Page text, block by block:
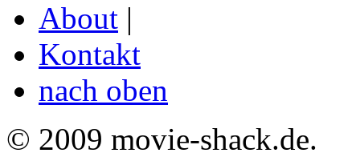
About |
Kontakt
nach oben
© 2009 movie-shack.de.